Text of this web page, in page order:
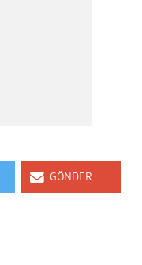
GÖNDER